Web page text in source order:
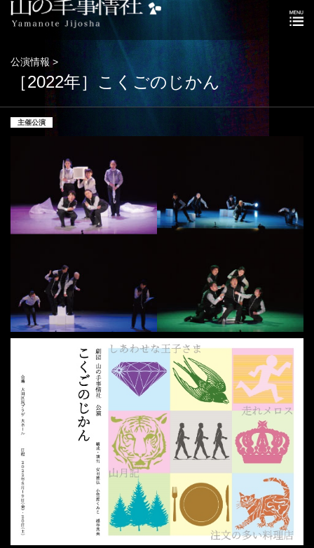
公演情報 >
［2022年］こくごのじかん
主催公演